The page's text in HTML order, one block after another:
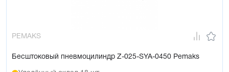
PEMAKS
Бесштоковый пневмоцилиндр Z-025-SYA-0450 Pemaks